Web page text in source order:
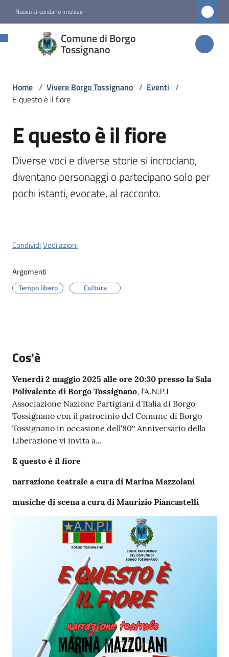
Nuovo circondario imolese
Comune di Borgo
Tossignano
Comune di
Borgo
Novità
Servizi
Vivere
Servizi
Tutti
gli
argomenti
Home / Vivere Borgo Tossignano / Eventi /
E questo è il fiore
Salta al contenuto
E questo è il fiore
Diverse voci e diverse storie si incrociano,
diventano personaggi o partecipano solo per
pochi istanti, evocate, al racconto.
CondividiVedi azioni
Argomenti
Tempo libero Cultura
Cos'è
Venerdì 2 maggio 2025 alle ore 20:30 presso la Sala
Polivalente di Borgo Tossignano, l'A.N.P.I
Associazione Nazione Partigiani d'Italia di Borgo
Tossignano con il patrocinio del Comune di Borgo
Tossignano in occasione dell'80° Anniversario della
Liberazione vi invita a...
E questo è il fiore
narrazione teatrale a cura di Marina Mazzolani
musiche di scena a cura di Maurizio Piancastelli